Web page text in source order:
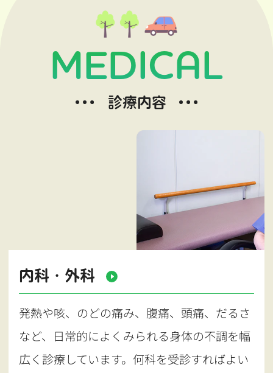
MEDICAL
診療内容
内科・外科
発熱や咳、のどの痛み、腹痛、頭痛、だるさ
など、日常的によくみられる身体の不調を幅
広く診療しています。何科を受診すればよい